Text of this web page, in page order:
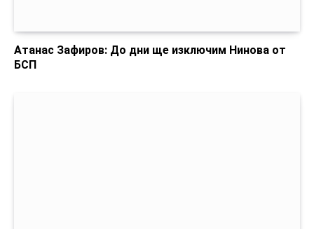
Атанас Зафиров: До дни ще изключим Нинова от
БСП